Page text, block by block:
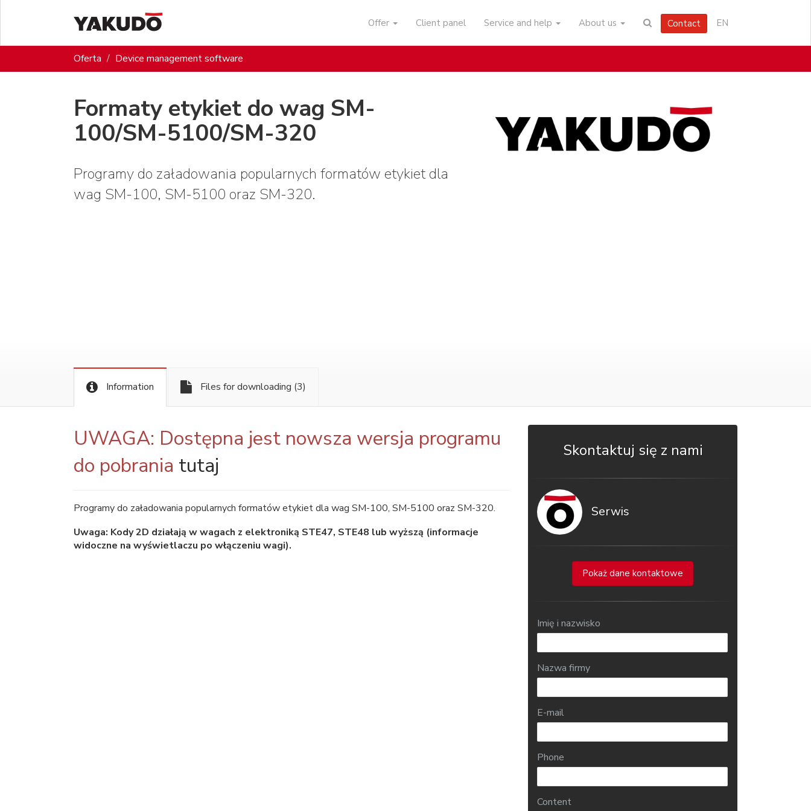
Offer Client panel Service and help About us Contact EN
Oferta Device management software
Formaty etykiet do wag SM-
100/SM-5100/SM-320
Programy do załadowania popularnych formatów etykiet dla
wag SM-100, SM-5100 oraz SM-320.
Information Files for downloading (3)
UWAGA: Dostępna jest nowsza wersja programu
do pobrania tutaj
Programy do załadowania popularnych formatów etykiet dla wag SM-100, SM-5100 oraz SM-320.
Uwaga: Kody 2D działają w wagach z elektroniką STE47, STE48 lub wyższą (informacje
widoczne na wyświetlaczu po włączeniu wagi).
Skontaktuj się z nami
Serwis
Pokaż dane kontaktowe
Imię i nazwisko
Nazwa firmy
E-mail
Phone
Content